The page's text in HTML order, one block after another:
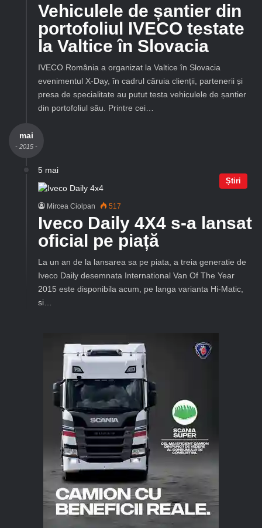
Vehiculele de șantier din
portofoliul IVECO testate
la Valtice în Slovacia
IVECO România a organizat la Valtice în Slovacia
evenimentul X-Day, în cadrul căruia clienții, partenerii și
presa de specialitate au putut testa vehiculele de șantier
din portofoliul său. Printre cei…
mai
- 2015 -
5 mai
Știri
Mircea Ciolpan 517
Iveco Daily 4X4 s-a lansat
oficial pe piață
La un an de la lansarea sa pe piata, a treia generatie de
Iveco Daily desemnata International Van Of The Year
2015 este disponibila acum, pe langa varianta Hi-Matic,
si…